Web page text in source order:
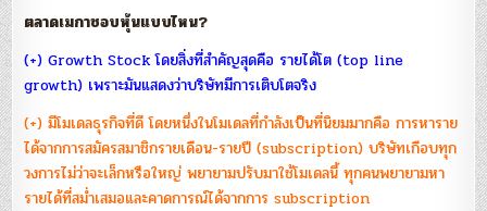
ตลาดเมกาชอบหุ้นแบบไหน?
(+) Growth Stock โดยสิ่งที่สำคัญสุดคือ รายได้โต (top line
growth) เพราะมันแสดงว่าบริษัทมีการเติบโตจริง
(+) มีโมเดลธุรกิจที่ดี โดยหนึ่งในโมเดลที่กำลังเป็นที่นิยมมากคือ การหาราย
ได้จากการสมัครสมาชิกรายเดือน-รายปี (subscription) บริษัทเกือบทุก
วงการไม่ว่าจะเล็กหรือใหญ่ พยายามปรับมาใช้โมเดลนี้ ทุกคนพยายามหา
รายได้ที่สม่ำเสมอและคาดการณ์ได้จากการ subscription